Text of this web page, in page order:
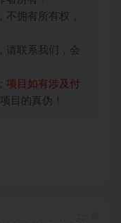
拥有所有权，
请联系我们，会
项目如有涉及付
目的真伪！